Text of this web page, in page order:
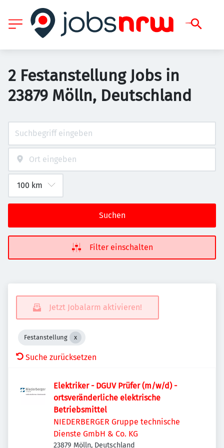
2 Festanstellung Jobs in
23879 Mölln, Deutschland
Suchen
Filter einschalten
Jetzt Jobalarm aktivieren!
Festanstellung
Suche zurücksetzen
Elektriker - DGUV Prüfer (m/w/d) -
ortsveränderliche elektrische
Betriebsmittel
NIEDERBERGER Gruppe technische
Dienste GmbH & Co. KG
23879 Mölln, Deutschland